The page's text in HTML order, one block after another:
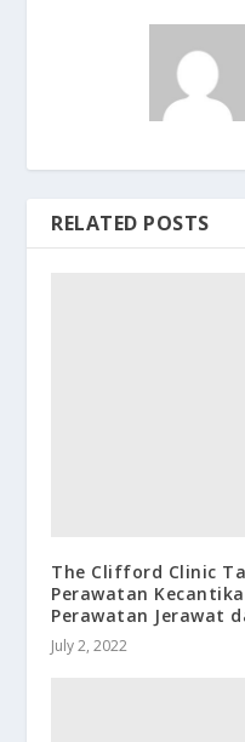
RELATED POSTS
The Clifford Clinic
Perawatan
Perawatan Jerawat
July 2, 2022